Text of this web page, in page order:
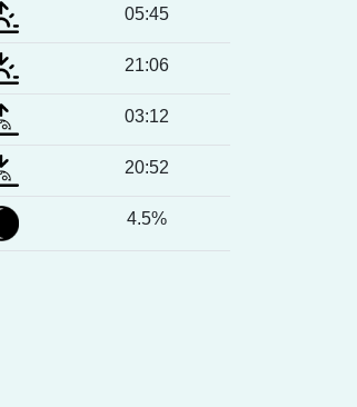
05:45
21:06
03:12
20:52
4.5%